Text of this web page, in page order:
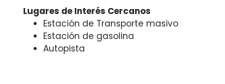
Lugares de Interés Cercanos
Estación de Transporte masivo
Estación de gasolina
Autopista